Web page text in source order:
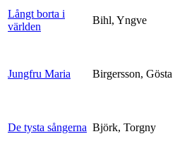
Långt borta i
världen
Bihl, Yngve
Jungfru Maria Birgersson, Gösta
De tysta sångerna Björk, Torgny